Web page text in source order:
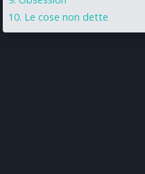
Le cose non dette